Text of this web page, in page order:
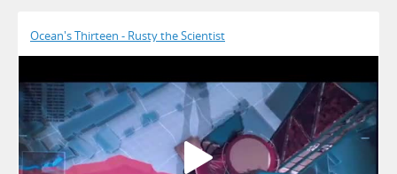
Ocean's Thirteen - Rusty the Scientist